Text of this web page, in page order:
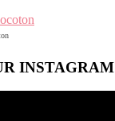
INSTAGRAM